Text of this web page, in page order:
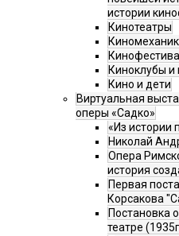
истории
Кинотеатры
Киноклубы и
Кино и дети
Виртуальная
оперы «Садко»
«Из истории
Николай
Опера
история
Первая
Корсакова
Постановка
театре